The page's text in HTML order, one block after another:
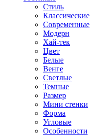
Стиль
Классические
Современные
Модерн
Хай-тек
Цвет
Белые
Венге
Светлые
Темные
Размер
Мини стенки
Форма
Угловые
Особенности